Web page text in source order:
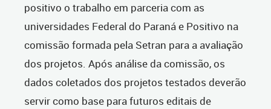
positivo o trabalho em parceria com as
universidades Federal do Paraná e Positivo na
comissão formada pela Setran para a avaliação
dos projetos. Após análise da comissão, os
dados coletados dos projetos testados deverão
servir como base para futuros editais de